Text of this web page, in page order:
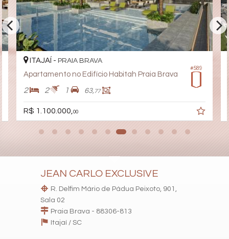
Playground
Brinquedoteca
Pet Care
Automação Predial
Piscina Infantil
Câmeras de Segurança
Elevador
Coworking
Espaço Zen
Entrada para Banhistas
Hall Decorado e Mobiliado
Acessibilidade para PNE
#589
ITAJAÍ - PRAIA BRAVA
Apartamento no Edifício Habitah Praia Brava
2 2 1 63,77
R$ 1.100.000, 00
JEAN CARLO EXCLUSIVE
R. Delfim Mário de Pádua Peixoto, 901,
Sala 02
Praia Brava - 88306-813
Itajaí / SC